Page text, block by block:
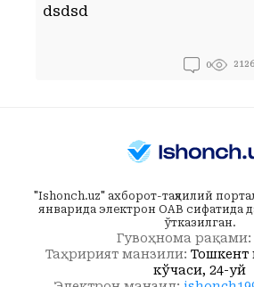
dsdsd
0 2126
"Ishonch.uz" ахборот-таҳлилий
январида электрон ОАВ сифатида
ўтказилган.
Гувоҳнома рақами:
Таҳририят манзили: Тошкент
кўчаси, 24-уй